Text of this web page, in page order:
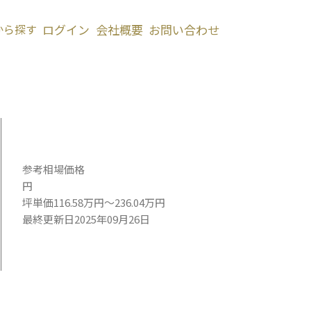
ら探す ログイン 会社概要 お問い合わせ
参考相場価格
円
坪単価116.58万円～236.04万円
最終更新日2025年09月26日